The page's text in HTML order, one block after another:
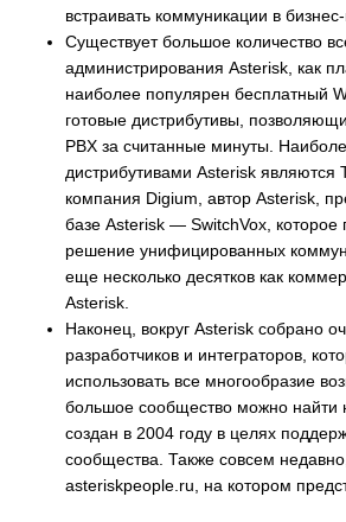
встраивать коммуникации в
Существует большое количество
администрирования Asterisk, как
наиболее популярен бесплатный
готовые дистрибутивы,
PBX за считанные минуты.
дистрибутивами Asterisk являются
компания Digium, автор Asterisk,
базе Asterisk — SwitchVox, которое
решение унифицированных
еще несколько десятков как
Asterisk.
Наконец, вокруг Asterisk собрано
разработчиков и интеграторов,
использовать все многообразие
большое сообщество можно найти
создан в 2004 году в целях
сообщества. Также совсем
asteriskpeople.ru, на котором